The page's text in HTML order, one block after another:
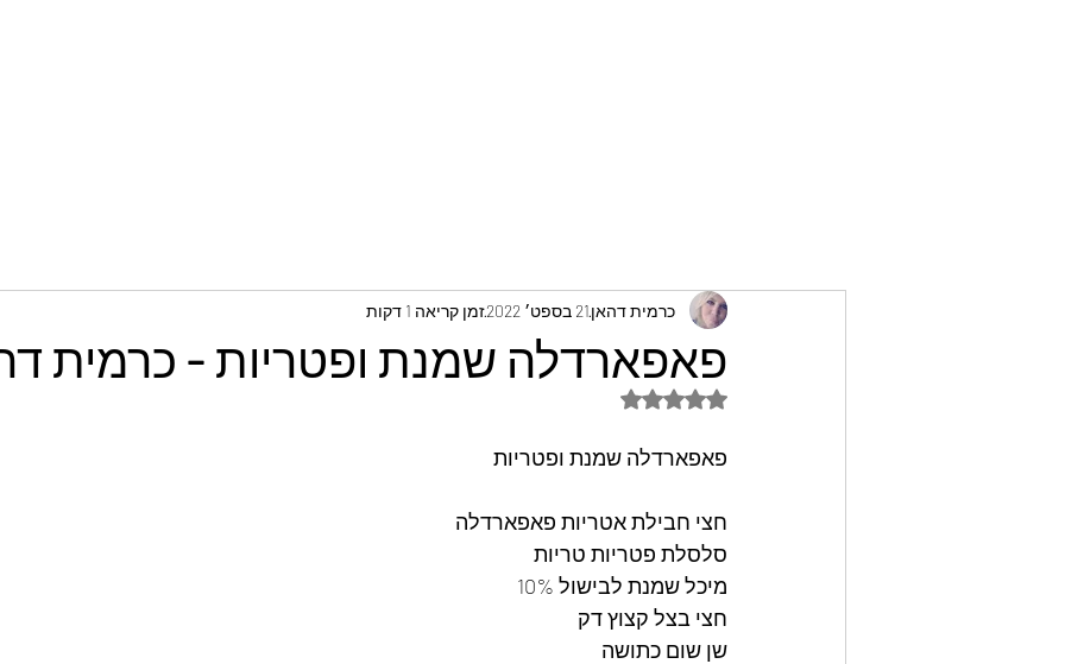
פאפארדלה שמנת ופטריות - כרמית
כרמית דהאן21 בספט׳ 2022 זמן קריאה 1 דקות
דירוג של NaN מתוך 5 כוכבים
פאפארדלה שמנת ופטריות
חצי חבילת אטריות פאפארדלה
סלסלת פטריות טריות
מיכל שמנת לבישול 10%
חצי בצל קצוץ דק
שן שום כתושה